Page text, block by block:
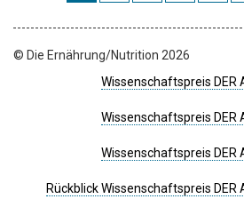
© Die Ernährung/Nutrition 2026
Wissenschaftspreis DER
Wissenschaftspreis DER
Wissenschaftspreis DER
Rückblick Wissenschaftspreis DER